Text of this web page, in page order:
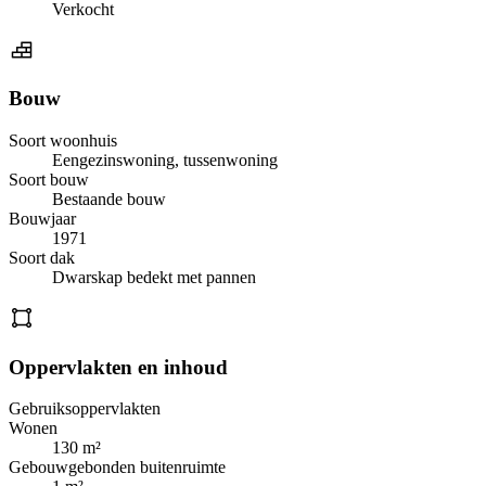
Verkocht
Bouw
Soort woonhuis
Eengezinswoning, tussenwoning
Soort bouw
Bestaande bouw
Bouwjaar
1971
Soort dak
Dwarskap bedekt met pannen
Oppervlakten en inhoud
Gebruiksoppervlakten
Wonen
130 m²
Gebouwgebonden buitenruimte